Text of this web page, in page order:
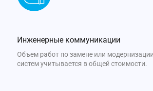
Инженерные коммуникации
Объем работ по замене или
систем учитывается в общей стоимости.